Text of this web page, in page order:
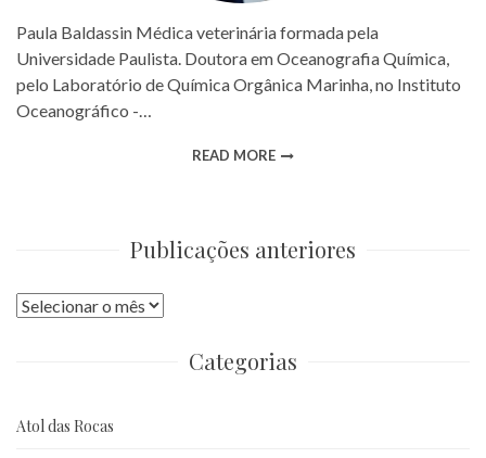
Paula Baldassin Médica veterinária formada pela
Universidade Paulista. Doutora em Oceanografia Química,
pelo Laboratório de Química Orgânica Marinha, no Instituto
Oceanográfico -…
READ MORE
Publicações anteriores
Publicações
Categorias
Atol das Rocas